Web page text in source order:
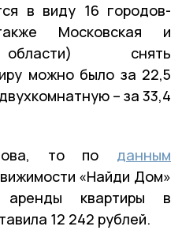
в виду 16 городов-
Московская и
области) снять
можно было за 22,5
– за 33,4
то по данным
«Найди Дом»
аренды квартиры в
12 242 рублей.